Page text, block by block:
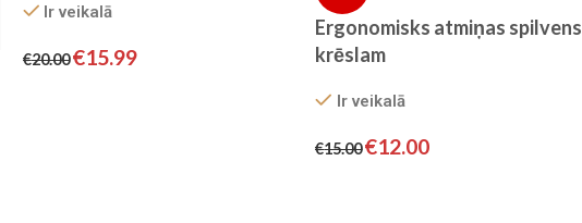
Ir veikalā
€20.00 €15.99
Ergonomisks atmiņas spilvens
krēslam
Ir veikalā
€15.00€12.00